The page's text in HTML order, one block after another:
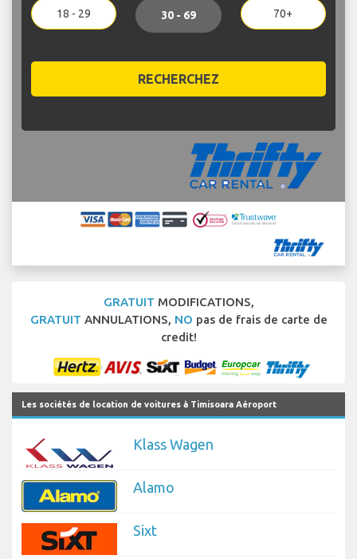
18 - 29 30 - 69 70+
RECHERCHEZ
GRATUIT MODIFICATIONS,
GRATUIT ANNULATIONS, NO pas de frais de carte de
credit!
Les sociétés de location de voitures à Timisoara Aéroport
Klass Wagen
Alamo
Sixt